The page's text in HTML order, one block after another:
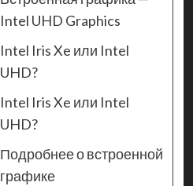
Intel UHD Graphics
Intel Iris Xe или Intel
UHD?
Intel Iris Xe или Intel
UHD?
Подробнее о встроенной
графике